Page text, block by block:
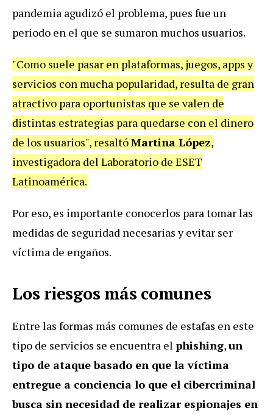
pandemia agudizó el problema, pues fue un
periodo en el que se sumaron muchos usuarios.
"Como suele pasar en plataformas, juegos, apps y
servicios con mucha popularidad, resulta de gran
atractivo para oportunistas que se valen de
distintas estrategias para quedarse con el dinero
de los usuarios", resaltóMartina López,
investigadora del Laboratorio de ESET
Latinoamérica.
Por eso, es importante conocerlos para tomar las
medidas de seguridad necesarias y evitar ser
víctima de engaños.
Los riesgos más comunes
Entre las formas más comunes de estafas en este
tipo de servicios se encuentra el phishing,un
tipo de ataque basado en que la víctima
entregue a conciencia lo que el cibercriminal
busca sin necesidad de realizar espionajes en